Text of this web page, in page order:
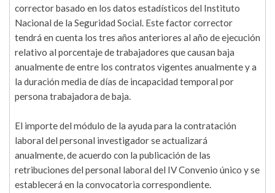
corrector basado en los datos estadísticos del Instituto
Nacional de la Seguridad Social. Este factor corrector
tendrá en cuenta los tres años anteriores al año de ejecución
relativo al porcentaje de trabajadores que causan baja
anualmente de entre los contratos vigentes anualmente y a
la duración media de días de incapacidad temporal por
persona trabajadora de baja.
El importe del módulo de la ayuda para la contratación
laboral del personal investigador se actualizará
anualmente, de acuerdo con la publicación de las
retribuciones del personal laboral del IV Convenio único y se
establecerá en la convocatoria correspondiente.